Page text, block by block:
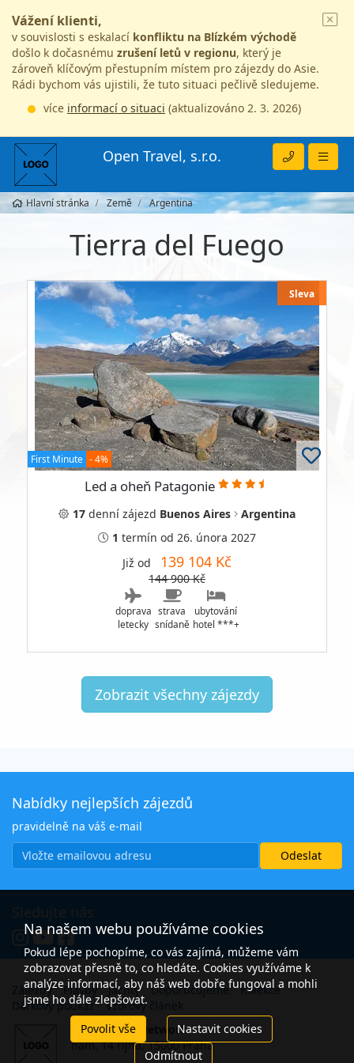
Vážení klienti,
v souvislosti s eskalací konfliktu na Blízkém východě
došlo k dočasnému zrušení letů v regionu, který je
zároveň klíčovým přestupním místem pro zájezdy do Asie.
Rádi bychom vás ujistili, že tuto situaci pečlivě sledujeme.
více informací o situaci (aktualizováno 2. 3. 2026)
Open Travel, s.r.o.
Hlavní stránka Země Argentina
Tierra del Fuego
Sleva
First Minute - 4%
Led a oheň Patagonie
17 denní zájezd Buenos Aires
Argentina
1 termín od 26. února 2027
Již od 139 104 Kč
144 900 Kč
doprava
letecky
strava
snídaně
ubytování
hotel ***+
Zobrazit všechny zájezdy
Nabídky nejlepších zájezdů
pravidelně na váš e-mail
Zájezdy Plavby Jachty Doporučujeme
Kolekce
Dárkový poukaz
Vzorový článek
Open Travel Network
nám. 14 října, 15000 Praha
Na našem webu používáme cookies
Pokud lépe pochopíme, co vás zajímá, můžeme vám
zobrazovat přesně to, co hledáte. Cookies využíváme k
analýze informací, aby náš web dobře fungoval a mohli
jsme ho dále zlepšovat.
Povolit vše
Nastavit cookies
Odmítnout